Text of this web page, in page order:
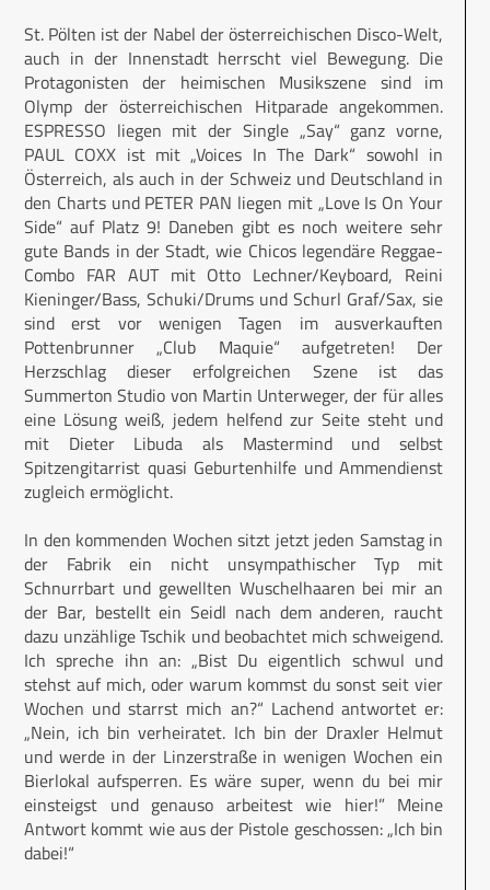
St. Pölten ist der Nabel der österreichischen Disco-Welt,
auch in der Innenstadt herrscht viel Bewegung. Die
Protagonisten der heimischen Musikszene sind im
Olymp der österreichischen Hitparade angekommen.
ESPRESSO liegen mit der Single „Say“ ganz vorne,
PAUL COXX ist mit „Voices In The Dark“ sowohl in
Österreich, als auch in der Schweiz und Deutschland in
den Charts und PETER PAN liegen mit „Love Is On Your
Side“ auf Platz 9! Daneben gibt es noch weitere sehr
gute Bands in der Stadt, wie Chicos legendäre Reggae-
Combo FAR AUT mit Otto Lechner/Keyboard, Reini
Kieninger/Bass, Schuki/Drums und Schurl Graf/Sax, sie
sind erst vor wenigen Tagen im ausverkauften
Pottenbrunner „Club Maquie“ aufgetreten! Der
Herzschlag dieser erfolgreichen Szene ist das
Summerton Studio von Martin Unterweger, der für alles
eine Lösung weiß, jedem helfend zur Seite steht und
mit Dieter Libuda als Mastermind und selbst
Spitzengitarrist quasi Geburtenhilfe und Ammendienst
zugleich ermöglicht.
In den kommenden Wochen sitzt jetzt jeden Samstag in
der Fabrik ein nicht unsympathischer Typ mit
Schnurrbart und gewellten Wuschelhaaren bei mir an
der Bar, bestellt ein Seidl nach dem anderen, raucht
dazu unzählige Tschik und beobachtet mich schweigend.
Ich spreche ihn an: „Bist Du eigentlich schwul und
stehst auf mich, oder warum kommst du sonst seit vier
Wochen und starrst mich an?“ Lachend antwortet er:
„Nein, ich bin verheiratet. Ich bin der Draxler Helmut
und werde in der Linzerstraße in wenigen Wochen ein
Bierlokal aufsperren. Es wäre super, wenn du bei mir
einsteigst und genauso arbeitest wie hier!” Meine
Antwort kommt wie aus der Pistole geschossen: „Ich bin
dabei!“